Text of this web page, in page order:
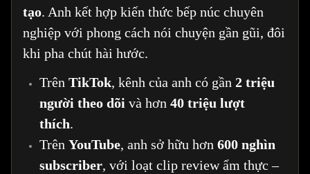
tạo. Anh kết hợp kiến thức bếp núc chuyên
nghiệp với phong cách nói chuyện gần gũi, đôi
khi pha chút hài hước.
Trên TikTok, kênh của anh có gần 2 triệu
người theo dõi và hơn 40 triệu lượt
thích.
Trên YouTube, anh sở hữu hơn 600 nghìn
subscriber, với loạt clip review ẩm thực –